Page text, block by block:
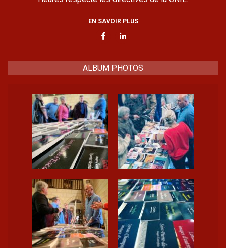
EN SAVOIR PLUS
ALBUM PHOTOS